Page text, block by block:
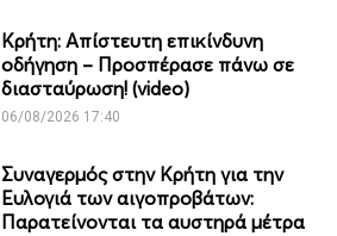
Κρήτη: Απίστευτη επικίνδυνη
οδήγηση – Προσπέρασε πάνω σε
διασταύρωση! (video)
06/08/2026 17:40
Συναγερμός στην Κρήτη για την
Ευλογιά των αιγοπροβάτων:
Παρατείνονται τα αυστηρά μέτρα